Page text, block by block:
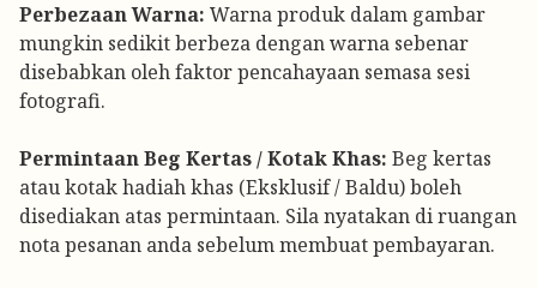
Perbezaan Warna: Warna produk dalam gambar
mungkin sedikit berbeza dengan warna sebenar
disebabkan oleh faktor pencahayaan semasa sesi
fotografi.
Permintaan Beg Kertas / Kotak Khas: Beg kertas
atau kotak hadiah khas (Eksklusif / Baldu) boleh
disediakan atas permintaan. Sila nyatakan di ruangan
nota pesanan anda sebelum membuat pembayaran.